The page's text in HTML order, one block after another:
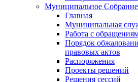
Муниципальное Собрание
Главная
Муниципальная
Работа с
Порядок
правовых актов
Распоряжения
Проекты решений
Решения сессий